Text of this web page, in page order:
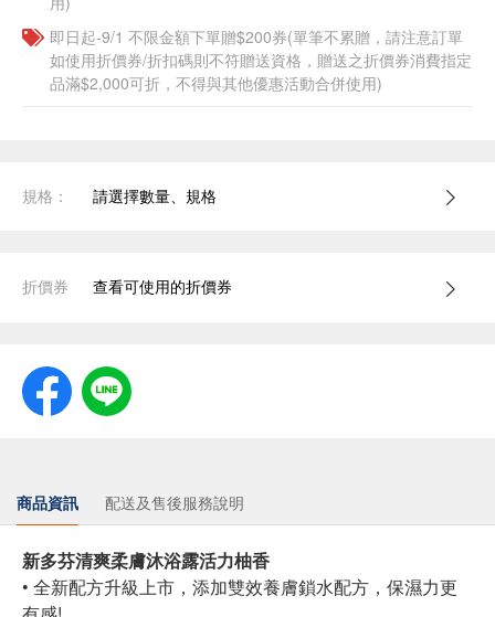
即日起-9/1 不限金額下單贈$200券(單筆不累贈，請注意訂單
如使用折價券/折扣碼則不符贈送資格，贈送之折價券消費指定
品滿$2,000可折，不得與其他優惠活動合併使用)
規格： 請選擇數量、規格
折價券 查看可使用的折價券
商品資訊 配送及售後服務說明
新多芬清爽柔膚沐浴露活力柚香
• 全新配方升級上市，添加雙效養膚鎖水配方，保濕力更